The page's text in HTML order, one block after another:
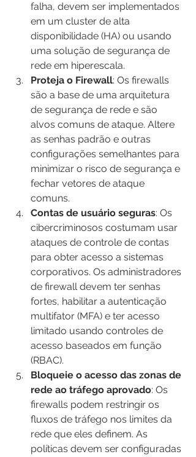
falha, devem ser implementados
em um cluster de alta
disponibilidade (HA) ou usando
uma solução de segurança de
rede em hiperescala.
Proteja o Firewall: Os firewalls
são a base de uma arquitetura
de segurança de rede e são
alvos comuns de ataque. Altere
as senhas padrão e outras
configurações semelhantes para
minimizar o risco de segurança e
fechar vetores de ataque
comuns.
Contas de usuário seguras: Os
cibercriminosos costumam usar
ataques de controle de contas
para obter acesso a sistemas
corporativos. Os administradores
de firewall devem ter senhas
fortes, habilitar a autenticação
multifator (MFA) e ter acesso
limitado usando controles de
acesso baseados em função
(RBAC).
Bloqueie o acesso das zonas de
rede ao tráfego aprovado: Os
firewalls podem restringir os
fluxos de tráfego nos limites da
rede que eles definem. As
políticas devem ser configuradas